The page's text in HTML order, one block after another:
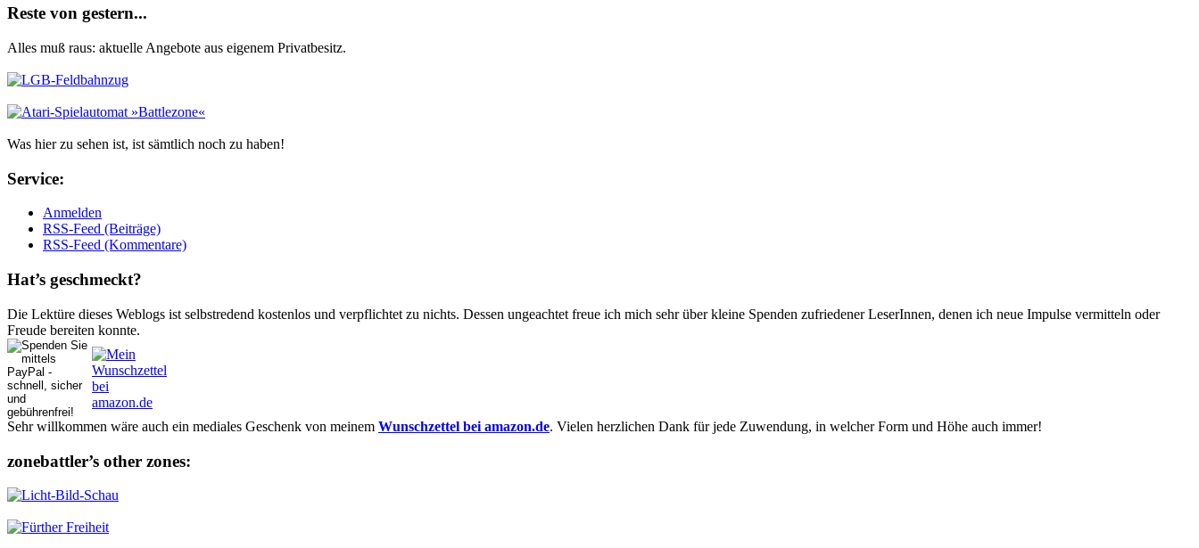
Re­ste von ge­stern...
Alles muß raus: aktuelle An­ge­bo­te aus eigenem Privatbesitz.
Was hier zu sehen ist, ist sämt­lich noch zu haben!
Ser­vice:
Anmelden
RSS-Feed (Beiträge)
RSS-Feed (Kommentare)
Hat’s ge­schmeckt?
Die Lektüre dieses Weblogs ist selbstredend kostenlos und ver­pflich­tet zu nichts. Dessen un­ge­achtet freue ich mich sehr über kleine Spenden zufriedener Le­serInnen, denen ich neue Im­pul­se vermitteln oder
Freude bereiten konnte.
Sehr willkommen wäre auch ein mediales Geschenk von meinem Wunschzettel bei amazon.de. Vielen herzlichen Dank für jede Zuwendung, in welcher Form und Höhe auch immer!
zonebattler’s other zo­nes: